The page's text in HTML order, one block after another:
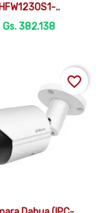
HFW1230S1-..
Gs. 382.138
Vista rápida
favorite_border